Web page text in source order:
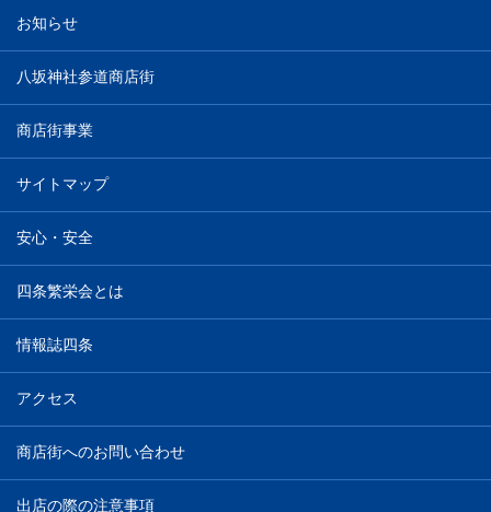
お知らせ
八坂神社参道商店街
商店街事業
サイトマップ
安心・安全
四条繁栄会とは
情報誌四条
アクセス
商店街へのお問い合わせ
出店の際の注意事項